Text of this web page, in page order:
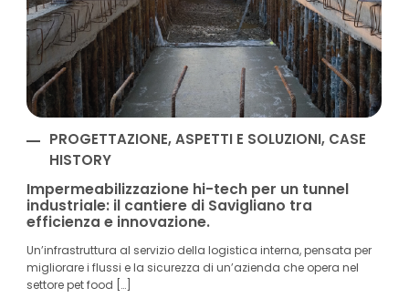
PROGETTAZIONE, ASPETTI E SOLUZIONI, CASE
HISTORY
Impermeabilizzazione hi-tech per un tunnel
industriale: il cantiere di Savigliano tra
efficienza e innovazione.
Un’infrastruttura al servizio della logistica interna, pensata per
migliorare i flussi e la sicurezza di un’azienda che opera nel
settore pet food […]